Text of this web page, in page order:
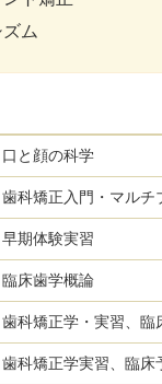
ム
口と顔の科学
歯科矯正入門・マルチ
早期体験実習
臨床歯学概論
歯科矯正学・実習、臨
歯科矯正学実習、臨床